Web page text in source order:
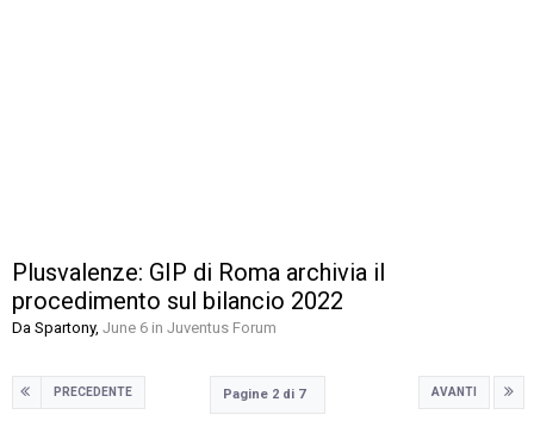
Plusvalenze: GIP di Roma archivia il
procedimento sul bilancio 2022
Da Spartony, June 6 in Juventus Forum
PRECEDENTE AVANTI
Pagine 2 di 7